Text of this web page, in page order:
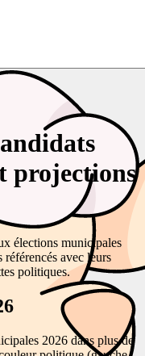
projections
élections municipales
avec leurs
politiques.
2026 dans plus de